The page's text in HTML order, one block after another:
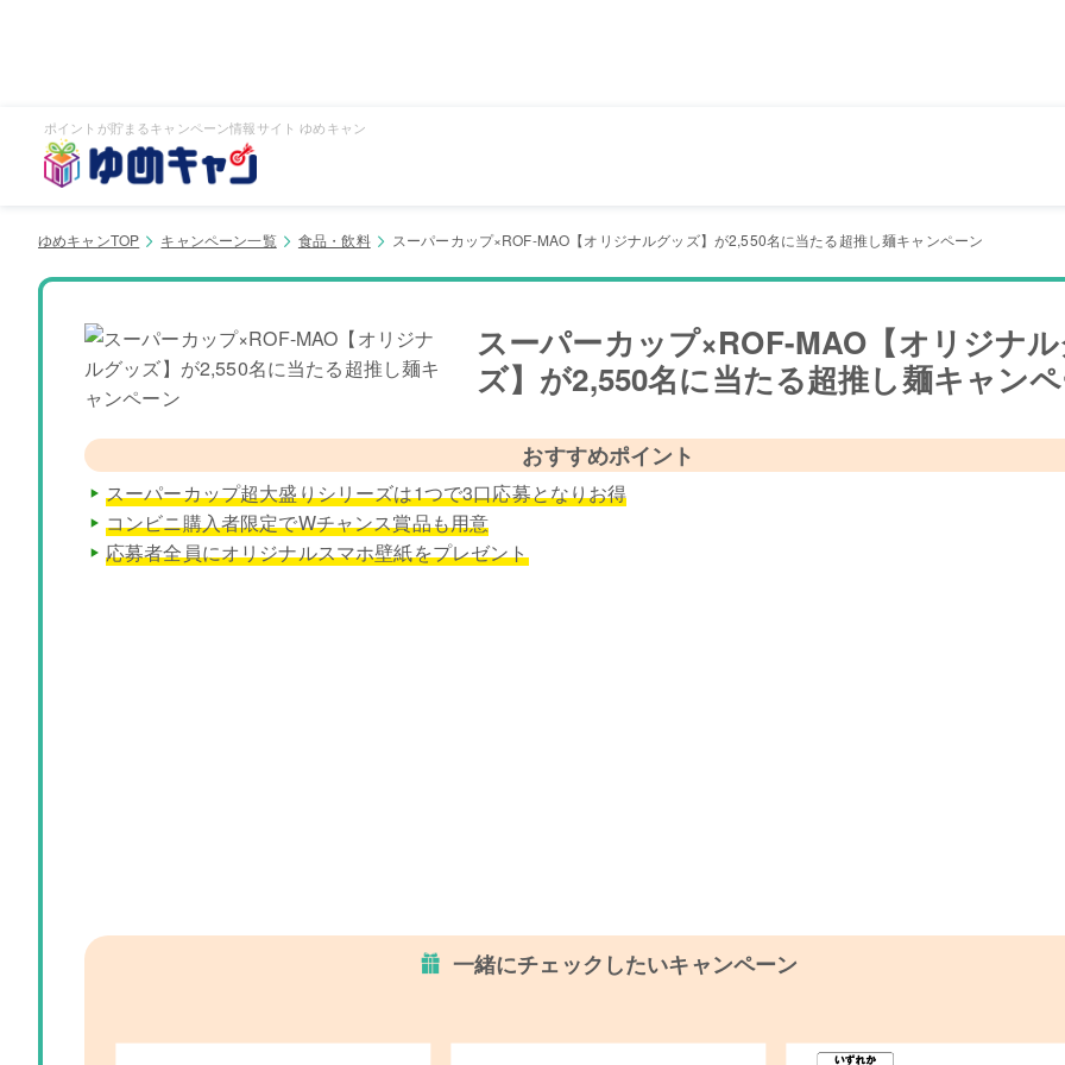
ポイントが貯まるキャンペーン情報サイト ゆめキャン
ゆめキャンTOP キャンペーン一覧 食品・飲料 スーパーカップ×ROF-MAO【オリジナルグッズ】が2,550名に当たる超推し麺キャンペーン
スーパーカップ×ROF-MAO【オリジナ
ズ】が2,550名に当たる超推し麺キャン
おすすめポイント
スーパーカップ超大盛りシリーズは1つで3口応募となりお得
コンビニ購入者限定でWチャンス賞品も用意
応募者全員にオリジナルスマホ壁紙をプレゼント
一緒にチェックしたいキャンペーン